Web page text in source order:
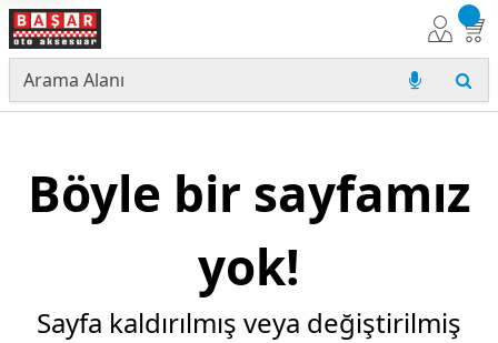
Böyle bir sayfamız
yok!
Sayfa kaldırılmış veya değiştirilmiş